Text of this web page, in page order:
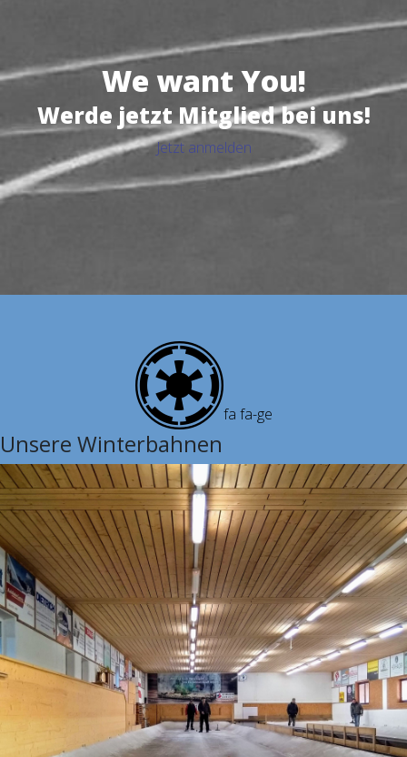
We want You!
Werde jetzt Mitglied bei uns!
Jetzt anmelden
fa fa-ge
Unsere Winterbahnen